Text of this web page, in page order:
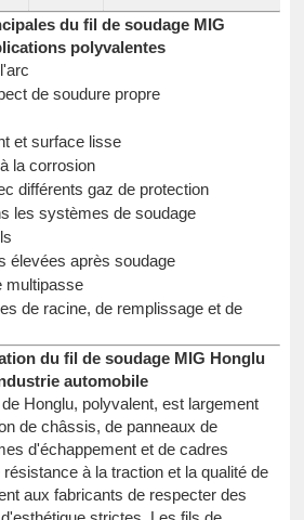
du fil de soudage MIG
polyvalentes
de soudure propre
et surface lisse
la corrosion
différents gaz de protection
les systèmes de soudage
élevées après soudage
multipasse
de racine, de remplissage et de
du fil de soudage MIG Honglu
automobile
Honglu, polyvalent, est largement
de châssis, de panneaux de
d'échappement et de cadres
à la traction et la qualité de
aux fabricants de respecter des